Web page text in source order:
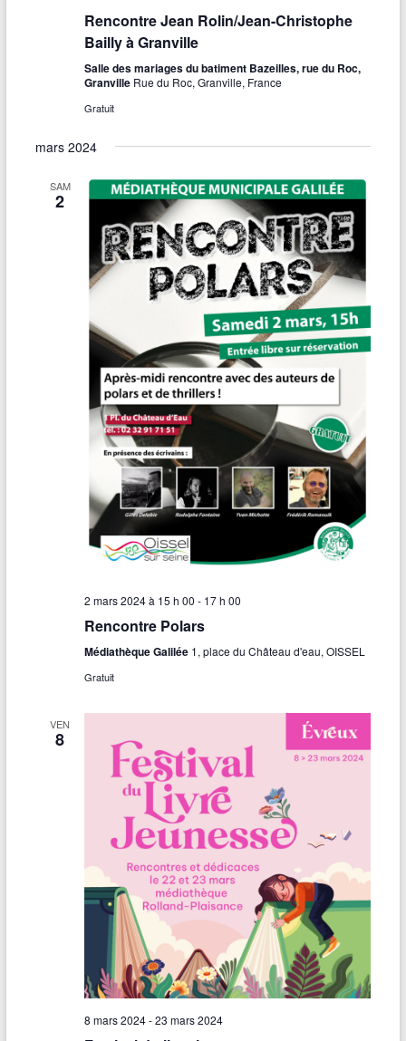
Rencontre Jean Rolin/Jean-Christophe
Bailly à Granville
Salle des mariages du batiment Bazeilles, rue du Roc,
Granville Rue du Roc, Granville, France
Gratuit
mars 2024
SAM
2
2 mars 2024 à 15 h 00 - 17 h 00
Rencontre Polars
Médiathèque Galilée 1, place du Château d'eau, OISSEL
Gratuit
VEN
8
8 mars 2024-23 mars 2024